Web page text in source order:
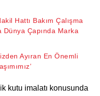
Hattı Bakım Çalışma
Dünya Çapında Marka
Ayıran En Önemli
kutu imalatı konusunda